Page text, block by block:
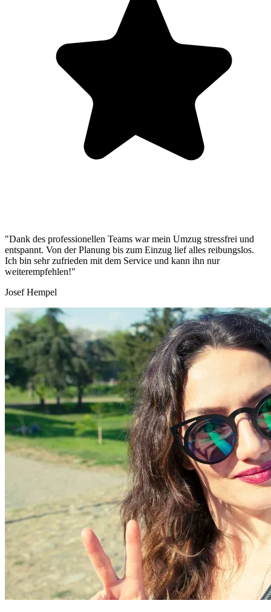
"Dank des professionellen Teams war mein Umzug stressfrei und
entspannt. Von der Planung bis zum Einzug lief alles reibungslos.
Ich bin sehr zufrieden mit dem Service und kann ihn nur
weiterempfehlen!"
Josef Hempel